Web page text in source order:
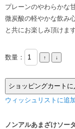
プレーンのやわらかな
微炭酸の軽やかな飲み
と共にお楽しみ頂けます
数量：
ウィッシュリストに追
ノンアルあまざけソー